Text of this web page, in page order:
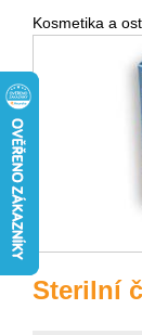
Kosmetika a
Sterilní